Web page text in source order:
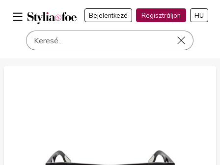
Bejelentkezé
Regisztráljon
a címen
HU